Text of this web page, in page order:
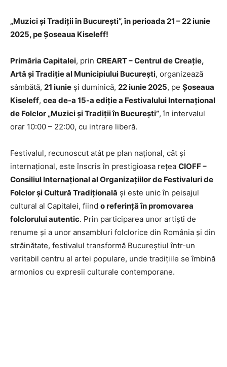
„Muzici și Tradiții în București”, în perioada 21 – 22 iunie
2025, pe Șoseaua Kiseleff!
Primăria Capitalei, prin CREART – Centrul de Creație,
Artă și Tradiție al Municipiului București, organizează
sâmbătă, 21 iunie și duminică, 22 iunie 2025, pe Șoseaua
Kiseleff, cea de-a 15-a ediție a Festivalului Internațional
de Folclor „Muzici și Tradiții în București”, în intervalul
orar 10:00 – 22:00, cu intrare liberă.
Festivalul, recunoscut atât pe plan național, cât și
internațional, este înscris în prestigioasa rețea CIOFF –
Consiliul Internațional al Organizațiilor de Festivaluri de
Folclor și Cultură Tradițională și este unic în peisajul
cultural al Capitalei, fiind o referință în promovarea
folclorului autentic. Prin participarea unor artiști de
renume și a unor ansambluri folclorice din România și din
străinătate, festivalul transformă Bucureștiul într-un
veritabil centru al artei populare, unde tradițiile se îmbină
armonios cu expresii culturale contemporane.